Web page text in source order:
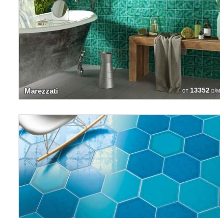
Marezzati от 13352 р/